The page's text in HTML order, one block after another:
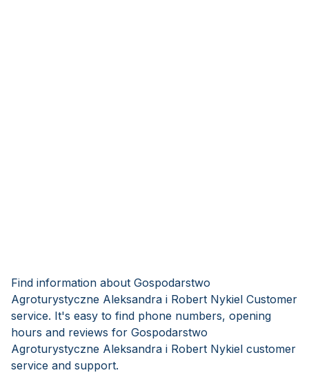
Find information about Gospodarstwo
Agroturystyczne Aleksandra i Robert Nykiel Customer
service. It's easy to find phone numbers, opening
hours and reviews for Gospodarstwo
Agroturystyczne Aleksandra i Robert Nykiel customer
service and support.